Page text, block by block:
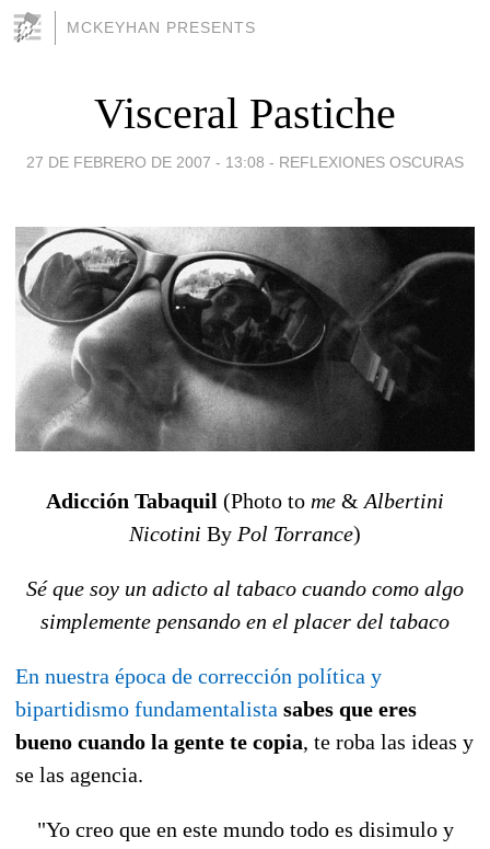
MCKEYHAN PRESENTS
Visceral Pastiche
27 DE FEBRERO DE 2007 - 13:08 - REFLEXIONES OSCURAS
Adicción Tabaquil (Photo to me & Albertini
Nicotini By Pol Torrance)
Sé que soy un adicto al tabaco cuando como algo
simplemente pensando en el placer del tabaco
En nuestra época de corrección política y
bipartidismo fundamentalista sabes que eres
bueno cuando la gente te copia, te roba las ideas y
se las agencia.
"Yo creo que en este mundo todo es disimulo y